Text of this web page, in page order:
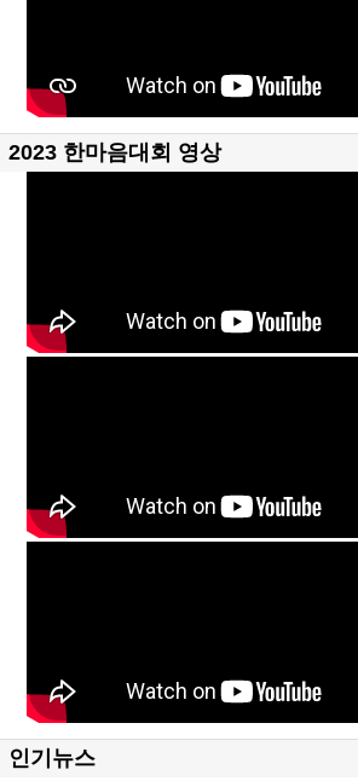
2023 한마음대회 영상
인기뉴스